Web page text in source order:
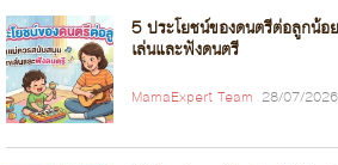
5 ประโยชน์ของดนตรีต่อลูกน้
เล่นและฟังดนตรี
MamaExpert Team 28/07/2026